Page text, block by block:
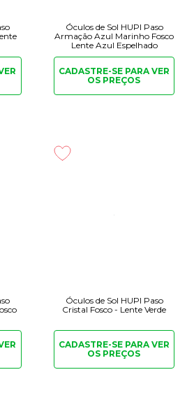
Óculos de Sol HUPI Paso
Armação Azul Marinho Fosco
Lente Azul Espelhado
CADASTRE-SE PARAVER
OS PREÇOS
Óculos de Sol HUPI Paso
Cristal Fosco - Lente Verde
CADASTRE-SE PARAVER
OS PREÇOS